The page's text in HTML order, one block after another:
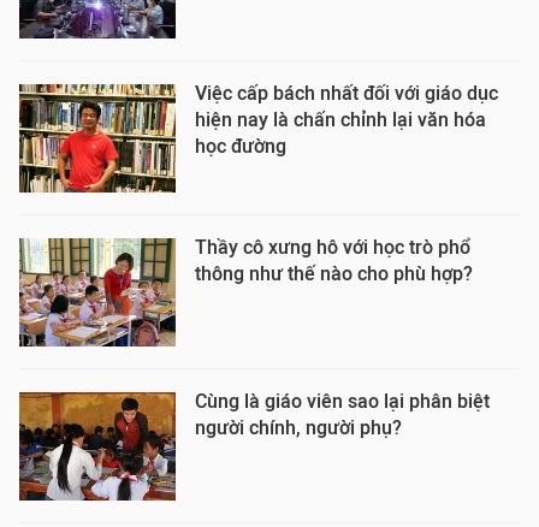
Việc cấp bách nhất đối với giáo dục
hiện nay là chấn chỉnh lại văn hóa
học đường
Thầy cô xưng hô với học trò phổ
thông như thế nào cho phù hợp?
Cùng là giáo viên sao lại phân biệt
người chính, người phụ?